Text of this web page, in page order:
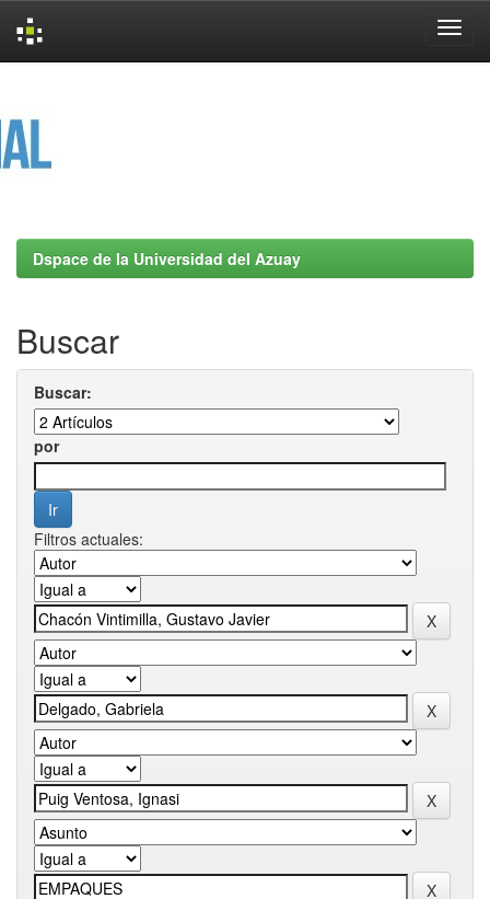
Dspace de la Universidad del Azuay
Buscar
Buscar:
por
Filtros actuales: